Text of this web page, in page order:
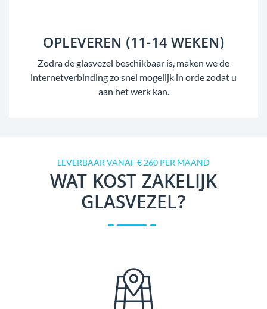
OPLEVEREN (11-14 WEKEN)
Zodra de glasvezel beschikbaar is, maken we de
internetverbinding zo snel mogelijk in orde zodat u
aan het werk kan.
LEVERBAAR VANAF € 260 PER MAAND
WAT KOST ZAKELIJK
GLASVEZEL?